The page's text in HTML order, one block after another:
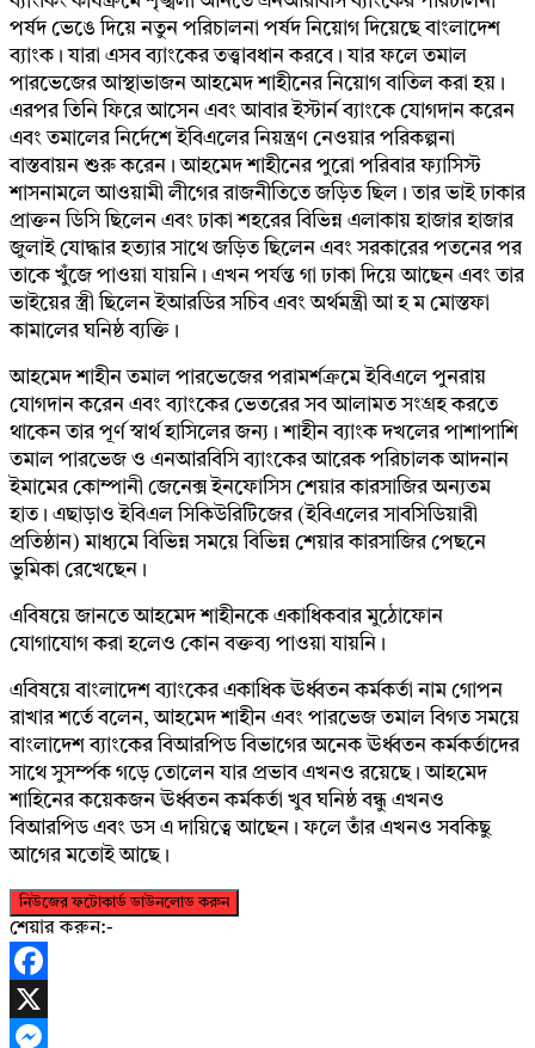
পর্ষদ ভেঙে দিয়ে নতুন পরিচালনা পর্ষদ নিয়োগ দিয়েছে বাংলাদেশ
ব্যাংক। যারা এসব ব্যাংকের তত্ত্বাবধান করবে। যার ফলে তমাল
পারভেজের আস্থাভাজন আহমেদ শাহীনের নিয়োগ বাতিল করা হয়।
এরপর তিনি ফিরে আসেন এবং আবার ইস্টার্ন ব্যাংকে যোগদান করেন
এবং তমালের নির্দেশে ইবিএলের নিয়ন্ত্রণ নেওয়ার পরিকল্পনা
বাস্তবায়ন শুরু করেন। আহমেদ শাহীনের পুরো পরিবার ফ্যাসিস্ট
শাসনামলে আওয়ামী লীগের রাজনীতিতে জড়িত ছিল। তার ভাই ঢাকার
প্রাক্তন ডিসি ছিলেন এবং ঢাকা শহরের বিভিন্ন এলাকায় হাজার হাজার
জুলাই যোদ্ধার হত্যার সাথে জড়িত ছিলেন এবং সরকারের পতনের পর
তাকে খুঁজে পাওয়া যায়নি। এখন পর্যন্ত গা ঢাকা দিয়ে আছেন এবং তার
ভাইয়ের স্ত্রী ছিলেন ইআরডির সচিব এবং অর্থমন্ত্রী আ হ ম মোস্তফা
কামালের ঘনিষ্ঠ ব্যক্তি।
আহমেদ শাহীন তমাল পারভেজের পরামর্শক্রমে ইবিএলে পুনরায়
যোগদান করেন এবং ব্যাংকের ভেতরের সব আলামত সংগ্রহ করতে
থাকেন তার পূর্ণ স্বার্থ হাসিলের জন্য। শাহীন ব্যাংক দখলের পাশাপাশি
তমাল পারভেজ ও এনআরবিসি ব্যাংকের আরেক পরিচালক আদনান
ইমামের কোম্পানী জেনেক্স ইনফোসিস শেয়ার কারসাজির অন্যতম
হাত। এছাড়াও ইবিএল সিকিউরিটিজের (ইবিএলের সাবসিডিয়ারী
প্রতিষ্ঠান) মাধ্যমে বিভিন্ন সময়ে বিভিন্ন শেয়ার কারসাজির পেছনে
ভুমিকা রেখেছেন।
এবিষয়ে জানতে আহমেদ শাহীনকে একাধিকবার মুঠোফোন
যোগাযোগ করা হলেও কোন বক্তব্য পাওয়া যায়নি।
এবিষয়ে বাংলাদেশ ব্যাংকের একাধিক ঊর্ধ্বতন কর্মকর্তা নাম গোপন
রাখার শর্তে বলেন, আহমেদ শাহীন এবং পারভেজ তমাল বিগত সময়ে
বাংলাদেশ ব্যাংকের বিআরপিড বিভাগের অনেক ঊর্ধ্বতন কর্মকর্তাদের
সাথে সুসর্ম্পক গড়ে তোলেন যার প্রভাব এখনও রয়েছে। আহমেদ
শাহিনের কয়েকজন ঊর্ধ্বতন কর্মকর্তা খুব ঘনিষ্ঠ বন্ধু এখনও
বিআরপিড এবং ডস এ দায়িত্বে আছেন। ফলে তাঁর এখনও সবকিছু
আগের মতোই আছে।
নিউজের ফটোকার্ড ডাউনলোড করুন
শেয়ার করুন:-
Facebook
X